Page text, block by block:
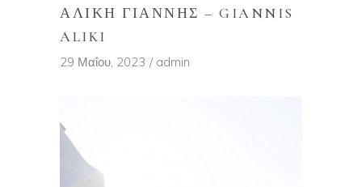
ΑΛΊΚΗ ΓΙΆΝΝΗΣ – GIANNIS
ALIKI
29 Μαΐου, 2023 admin